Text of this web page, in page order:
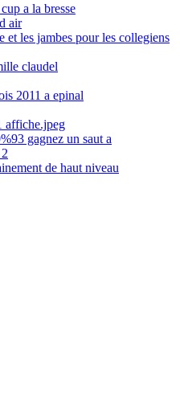
a la bresse
air
et les jambes pour les collegiens
claudel
2011 a epinal
affiche.jpeg
gagnez un saut a
de haut niveau